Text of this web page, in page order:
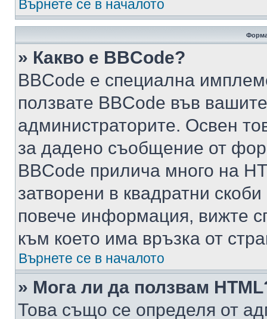
Върнете се в началото
» Какво е BBCode?
BBCode е специална
ползвате BBCode във
администраторите. Освен
за дадено съобщение от
BBCode прилича много на
затворени в квадратни
повече информация, вижте
към което има връзка от
Върнете се в началото
» Мога ли да ползвам
Това също се определя от